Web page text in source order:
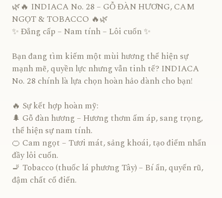
🌿🔥 INDIACA No. 28 – GỖ ĐÀN HƯƠNG, CAM
NGỌT & TOBACCO 🔥🌿
✨ Đẳng cấp – Nam tính – Lôi cuốn ✨
Bạn đang tìm kiếm một mùi hương thể hiện sự
mạnh mẽ, quyền lực nhưng vẫn tinh tế? INDIACA
No. 28 chính là lựa chọn hoàn hảo dành cho bạn!
🔥 Sự kết hợp hoàn mỹ:
🌲 Gỗ đàn hương – Hương thơm ấm áp, sang trọng,
thể hiện sự nam tính.
🍊 Cam ngọt – Tươi mát, sảng khoái, tạo điểm nhấn
đầy lôi cuốn.
🚬 Tobacco (thuốc lá phương Tây) – Bí ẩn, quyến rũ,
đậm chất cổ điển.